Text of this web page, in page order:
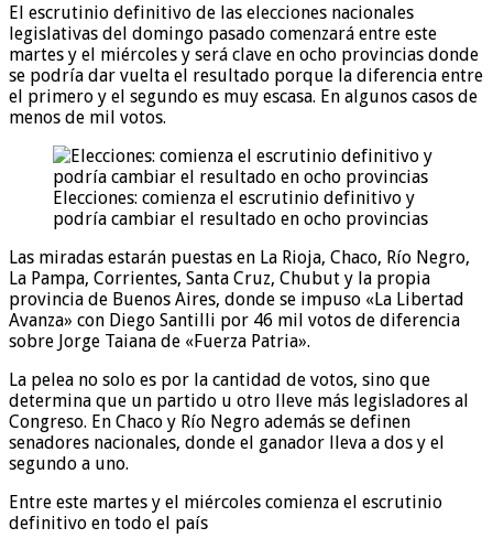
El escrutinio definitivo de las elecciones nacionales
legislativas del domingo pasado comenzará entre este
martes y el miércoles y será clave en ocho provincias donde
se podría dar vuelta el resultado porque la diferencia entre
el primero y el segundo es muy escasa. En algunos casos de
menos de mil votos.
Elecciones: comienza el escrutinio definitivo y
podría cambiar el resultado en ocho provincias
Las miradas estarán puestas en La Rioja, Chaco, Río Negro,
La Pampa, Corrientes, Santa Cruz, Chubut y la propia
provincia de Buenos Aires, donde se impuso «La Libertad
Avanza» con Diego Santilli por 46 mil votos de diferencia
sobre Jorge Taiana de «Fuerza Patria».
La pelea no solo es por la cantidad de votos, sino que
determina que un partido u otro lleve más legisladores al
Congreso. En Chaco y Río Negro además se definen
senadores nacionales, donde el ganador lleva a dos y el
segundo a uno.
Entre este martes y el miércoles comienza el escrutinio
definitivo en todo el país